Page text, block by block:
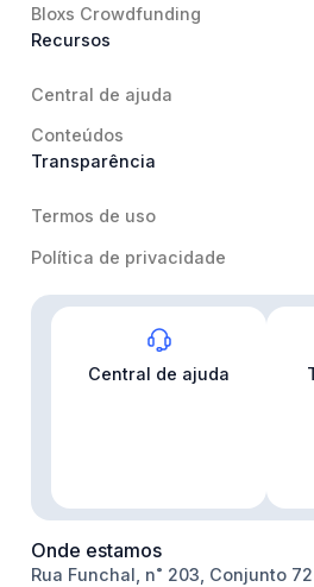
Bloxs Crowdfunding
Recursos
Central de ajuda
Conteúdos
Transparência
Termos de uso
Política de privacidade
Central de ajuda
Onde estamos
Rua Funchal, n˚ 203, Conjunto 72